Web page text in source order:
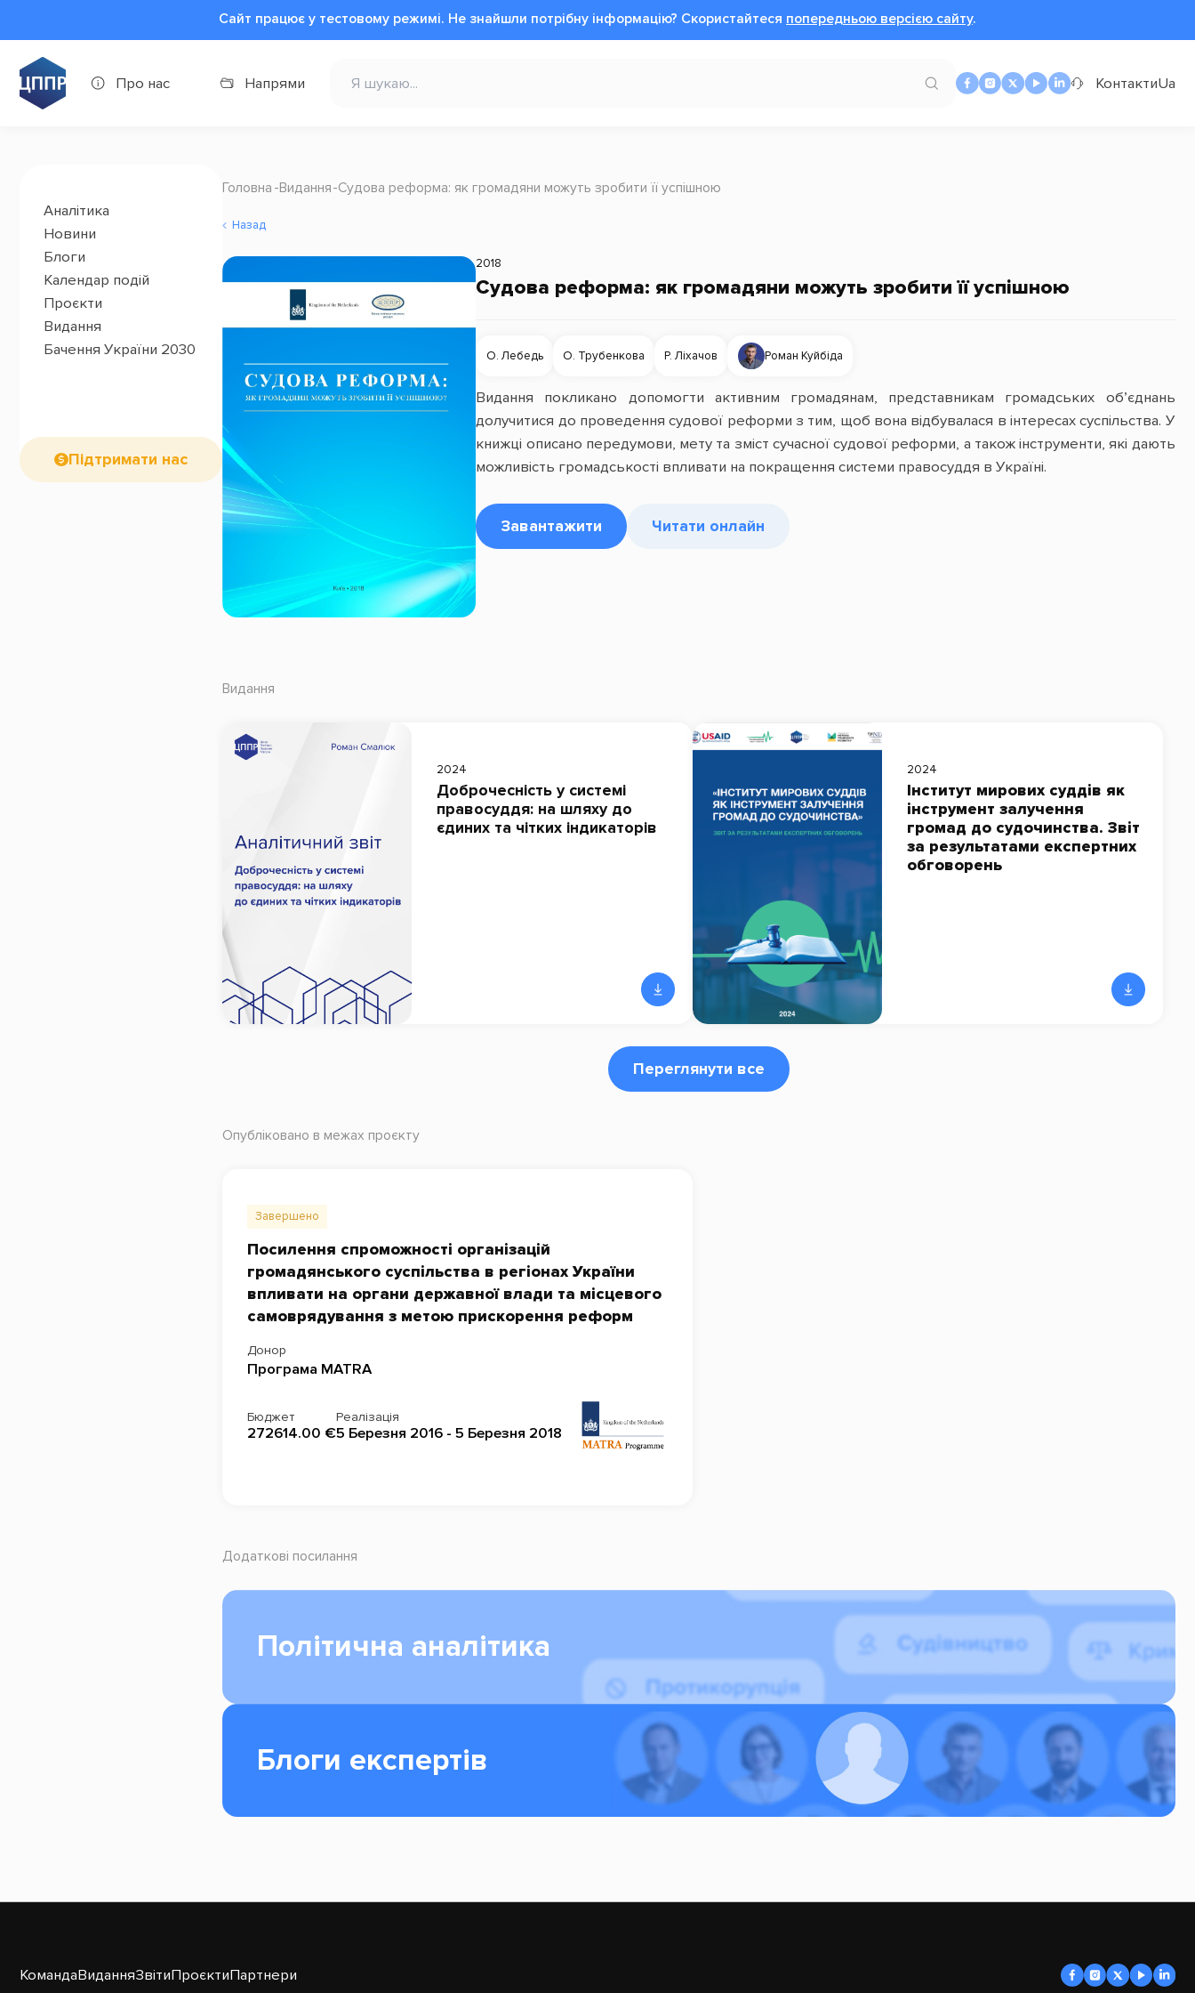
Сайт працює у тестовому режимі. Не знайшли потрібну інформацію? Cкористайтеся попередньою версією сайту.
Про нас Напрями КонтактиUa
Аналітика
Новини
Блоги
Календар подій
Проєкти
Видання
Бачення України 2030
Підтримати нас
Головна Видання Судова реформа: як громадяни можуть зробити її успішною
Назад
2018
Судова реформа: як громадяни можуть зробити її успішною
О. Лебедь О. Трубенкова Р. Ліхачов Роман Куйбіда
Видання покликано допомогти активним громадянам, представникам громадських об’єднань
долучитися до проведення судової реформи з тим, щоб вона відбувалася в інтересах суспільства. У
книжці описано передумови, мету та зміст сучасної судової реформи, а також інструменти, які дають
можливість громадськості впливати на покращення системи правосуддя в Україні.
Завантажити Читати онлайн
Видання
2024
Доброчесність у системі
правосуддя: на шляху до
єдиних та чітких індикаторів
2024
Інститут мирових суддів як
інструмент залучення
громад до судочинства. Звіт
за результатами експертних
обговорень
Переглянути все
Опубліковано в межах проєкту
Завершено
Посилення спроможності організацій
громадянського суспільства в регіонах України
впливати на органи державної влади та місцевого
самоврядування з метою прискорення реформ
Донор
Програма MATRA
Бюджет
272614.00 €
Реалізація
5 Березня 2016 - 5 Березня 2018
Додаткові посилання
Політична аналітика
Блоги експертів
КомандаВиданняЗвітиПроєктиПартнери